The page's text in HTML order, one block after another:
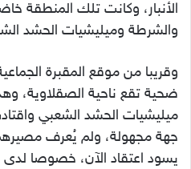
الأنبار، وكانت تلك المنطقة
والشرطة وميليشيات الحشد
ضحية تقع ناحية الصقلاوية،
جهة مجهولة، ولم يُعرف
يسود اعتقاد الآن، خصوصا لدى